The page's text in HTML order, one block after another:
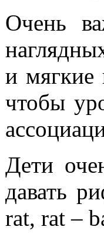
Очень
и мягкие
чтобы
Дети
давать
rat, rat –